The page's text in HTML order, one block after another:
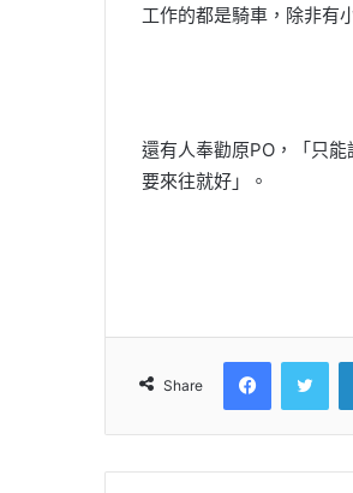
工作的都是騎車，除非有
還有人奉勸原PO，「只
要來往就好」。
Share